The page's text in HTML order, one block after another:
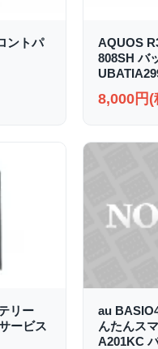
ントパ
AQUOS
808SH バ
8,000円(
リー
ービス
au
んたんス
A201KC